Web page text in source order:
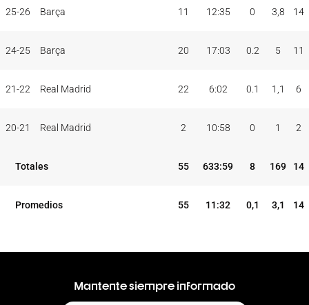
TEMP CLUB
PAR MIN
5I
PUNTOS
25-26 Barça 11 12:35 0 3,8 14
24-25 Barça 20 17:03 0.2 5 11
21-22 Real Madrid 22 6:02 0.1 1,1 6
20-21 Real Madrid 2 10:58 0 1 2
Totales 55 633:59 8 169 14
Promedios 55 11:32 0,1 3,1 14
Mantente siempre informado